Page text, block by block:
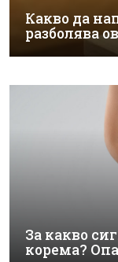
Какво да
разболява
За какво
корема?